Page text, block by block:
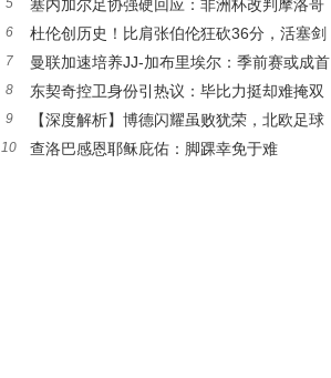
待安菲尔德创造奇迹
5
塞内加尔足协强硬回应：非洲杯改判摩洛哥
胜，此乃非洲足球之耻
6
杜伦创历史！比肩张伯伦狂砍36分，活塞剑
指50胜冲击东部霸主！
7
曼联加速培养JJ-加布里埃尔：季前赛或成首
秀舞台，下赛季登陆英超在望
8
东契奇控卫身份引热议：毕比力挺却难掩双
能卫本质？
9
【深度解析】博德闪耀虽败犹荣，北欧足球
新势力未来可期
10 查洛巴感恩耶稣庇佑：脚踝幸免于难